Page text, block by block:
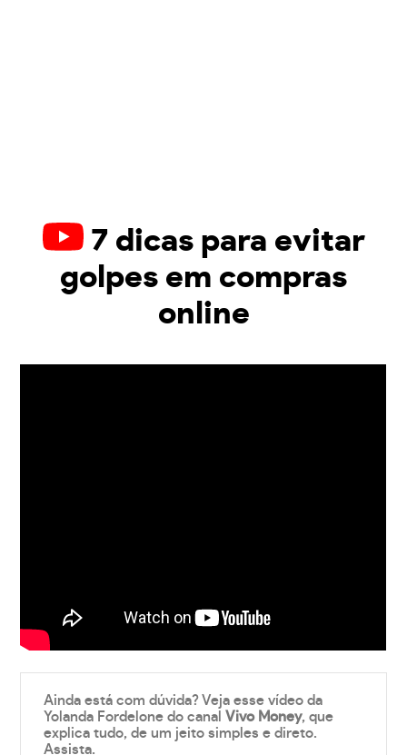
7 dicas para evitar
golpes em compras
online
Ainda está com dúvida? Veja esse vídeo da
Yolanda Fordelone do canalVivo Money, que
explica tudo, de um jeito simples e direto.
Assista.